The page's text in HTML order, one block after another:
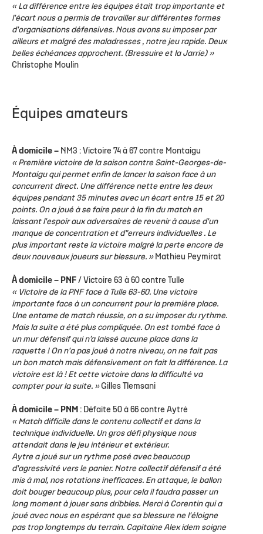
« La différence entre les équipes était trop importante et
l'écart nous a permis de travailler sur différentes formes
d'organisations défensives. Nous avons su imposer par
ailleurs et malgré des maladresses , notre jeu rapide. Deux
belles échéances approchent. (Bressuire et la Jarrie) »
Christophe Moulin
Équipes amateurs
À domicile – NM3 : Victoire 74 à 67 contre Montaigu
« Première victoire de la saison contre Saint-Georges-de-
Montaigu qui permet enfin de lancer la saison face à un
concurrent direct. Une différence nette entre les deux
équipes pendant 35 minutes avec un écart entre 15 et 20
points. On a joué à se faire peur à la fin du match en
laissant l'espoir aux adversaires de revenir à cause d'un
manque de concentration et d"erreurs individuelles . Le
plus important reste la victoire malgré la perte encore de
deux nouveaux joueurs sur blessure. »Mathieu Peymirat
À domicile – PNF / Victoire 63 à 60 contre Tulle
« Victoire de la PNF face à Tulle 63-60. Une victoire
importante face à un concurrent pour la première place.
Une entame de match réussie, on a su imposer du rythme.
Mais la suite a été plus compliquée. On est tombé face à
un mur défensif qui n’a laissé aucune place dans la
raquette ! On n'a pas joué à notre niveau, on ne fait pas
un bon match mais défensivement on fait la différence. La
victoire est là ! Et cette victoire dans la difficulté va
compter pour la suite. »Gilles Tlemsani
À domicile – PNM : Défaite 50 à 66 contre Aytré
« Match difficile dans le contenu collectif et dans la
technique individuelle. Un gros défi physique nous
attendait dans le jeu intérieur et extérieur.
Aytre a joué sur un rythme posé avec beaucoup
d'agressivité vers le panier. Notre collectif défensif a été
mis à mal, nos rotations inefficaces. En attaque, le ballon
doit bouger beaucoup plus, pour cela il faudra passer un
long moment à jouer sans dribbles. Merci à Corentin qui a
joué avec nous en espérant que sa blessure ne l'éloigne
pas trop longtemps du terrain. Capitaine Alex idem soigne